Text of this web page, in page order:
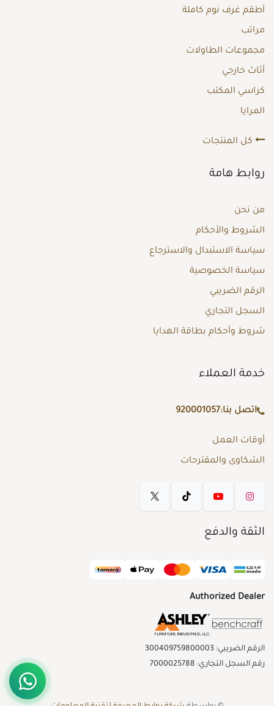
أطقم غرف نوم كاملة
مراتب
مجموعات الطاولات
أثاث خارجي
كراسي المكتب
المرايا
كل المنتجات
روابط هامة
من نحن
الشروط والأحكام
سياسة الاستبدال والاسترجاع
سياسة الخصوصية
الرقم الضريبي
السجل التجاري
شروط وأحكام بطاقة الهدايا
خدمة العملاء
اتصل بنا:920001057
أوقات العمل
الشكاوى والمقترحات
الثقة والدفع
Authorized Dealer
الرقم الضريبي: 300409759800003
رقم السجل التجاري: 7000025788